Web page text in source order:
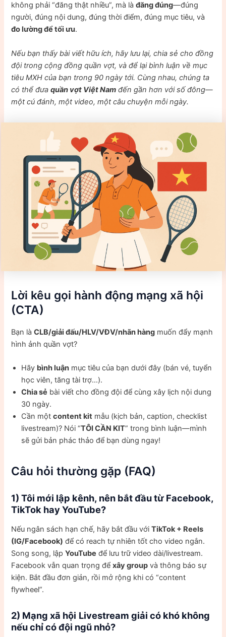
không phải “đăng thật nhiều”, mà làđăng đúng—đúng
người, đúng nội dung, đúng thời điểm, đúng mục tiêu, và
đo lường để tối ưu.
Nếu bạn thấy bài viết hữu ích, hãy lưu lại, chia sẻ cho đồng
đội trong cộng đồng quần vợt, và để lại bình luận về mục
tiêu MXH của bạn trong 90 ngày tới. Cùng nhau, chúng ta
có thể đưaquần vợt Việt Nam đến gần hơn với số đông—
một cú đánh, một video, một câu chuyện mỗi ngày.
Lời kêu gọi hành động mạng xã hội
(CTA)
Bạn làCLB/giải đấu/HLV/VĐV/nhãn hàng muốn đẩy mạnh
hình ảnh quần vợt?
Hãy bình luận mục tiêu của bạn dưới đây (bán vé, tuyển
học viên, tăng tài trợ…).
Chia sẻ bài viết cho đồng đội để cùng xây lịch nội dung
30 ngày.
Cần mộtcontent kit mẫu (kịch bản, caption, checklist
livestream)? Nói “TÔI CẦN KIT” trong bình luận—mình
sẽ gửi bản phác thảo để bạn dùng ngay!
Câu hỏi thường gặp (FAQ)
1) Tôi mới lập kênh, nên bắt đầu từ Facebook,
TikTok hay YouTube?
Nếu ngân sách hạn chế, hãy bắt đầu vớiTikTok + Reels
(IG/Facebook) để có reach tự nhiên tốt cho video ngắn.
Song song, lậpYouTube để lưu trữ video dài/livestream.
Facebook vẫn quan trọng đểxây group và thông báo sự
kiện. Bắt đầu đơn giản, rồi mở rộng khi có “content
flywheel”.
2) Mạng xã hội Livestream giải có khó không
nếu chỉ có đội ngũ nhỏ?